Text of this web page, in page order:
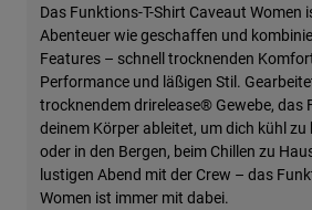
Das Funktions-T-Shirt Caveaut Women
Abenteuer wie geschaffen und
Features – schnell trocknenden
Performance und läßigen Stil.
trocknendem drirelease® Gewebe, das
deinem Körper ableitet, um dich kühl
oder in den Bergen, beim Chillen zu
lustigen Abend mit der Crew – das
Women ist immer mit dabei.